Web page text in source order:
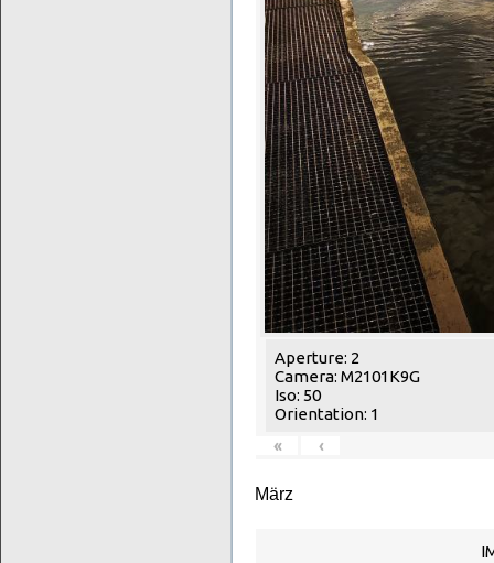
Aperture: 2
Camera: M2101K9G
Iso: 50
Orientation: 1
«
‹
März